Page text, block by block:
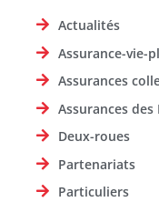
Actualités
Assurance-vie-
Assurances
Assurances
Deux-roues
Partenariats
Particuliers